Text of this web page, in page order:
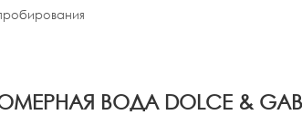
ВОДА DOLCE &